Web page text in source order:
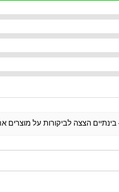
בינתיים הצצה לביקורות על מוצרים